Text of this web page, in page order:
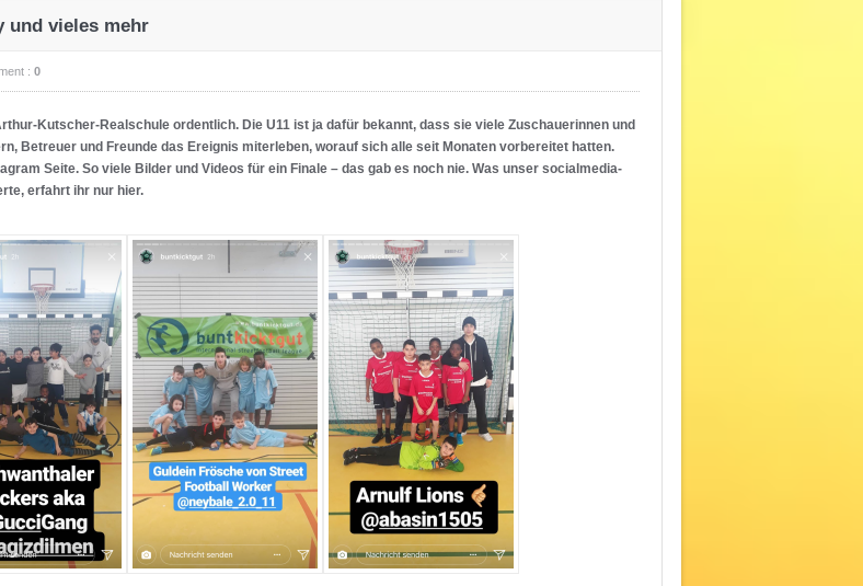
und vieles mehr
: 0
Kutscher-Realschule ordentlich. Die U11 ist ja dafür bekannt, dass sie viele Zuschauerinnen und
Betreuer und Freunde das Ereignis miterleben, worauf sich alle seit Monaten vorbereitet hatten.
Seite. So viele Bilder und Videos für ein Finale – das gab es noch nie. Was unser socialmedia-
erfahrt ihr nur hier.